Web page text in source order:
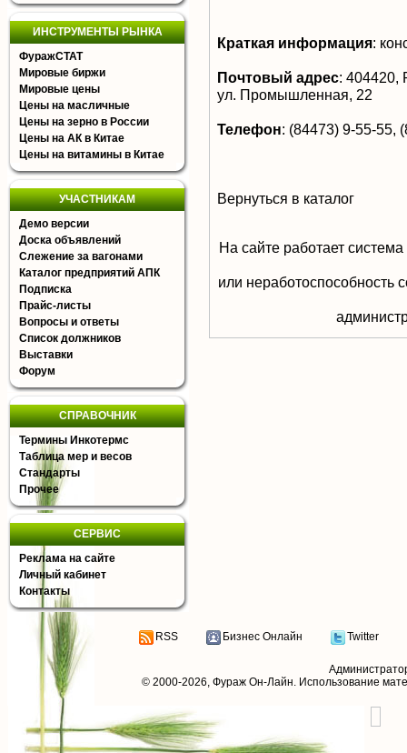
ИНСТРУМЕНТЫ РЫНКА
ФуражСТАТ
Мировые биржи
Мировые цены
Цены на масличные
Цены на зерно в России
Цены на АК в Китае
Цены на витамины в Китае
УЧАСТНИКАМ
Демо версии
Доска объявлений
Слежение за вагонами
Каталог предприятий АПК
Подписка
Прайс-листы
Вопросы и ответы
Список должников
Выставки
Форум
СПРАВОЧНИК
Термины Инкотермс
Таблица мер и весов
Стандарты
Прочее
СЕРВИС
Реклама на сайте
Личный кабинет
Контакты
Краткая информация:
Почтовый адрес: 404420,
ул. Промышленная, 22
Телефон: (84473) 9-55-55,
Вернуться в каталог
На сайте работает
или неработоспособность
RSS Бизнес Онлайн Twitter
© 2000-2026, Фураж Он-Лайн. Использование